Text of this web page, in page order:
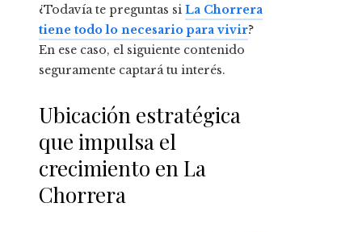
¿Todavía te preguntas si La Chorrera
tiene todo lo necesario para vivir?
En ese caso, el siguiente contenido
seguramente captará tu interés.
Ubicación estratégica
que impulsa el
crecimiento en La
Chorrera